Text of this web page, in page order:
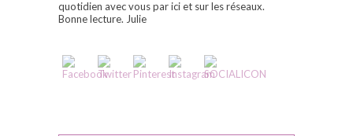
quotidien avec vous par ici et sur les réseaux.
Bonne lecture. Julie